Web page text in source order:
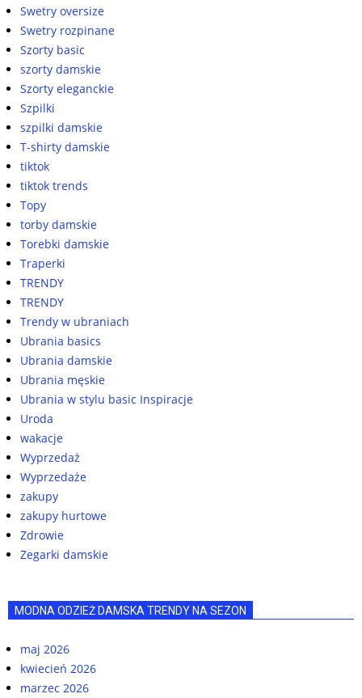
Swetry oversize
Swetry rozpinane
Szorty basic
szorty damskie
Szorty eleganckie
Szpilki
szpilki damskie
T-shirty damskie
tiktok
tiktok trends
Topy
torby damskie
Torebki damskie
Traperki
TRENDY
TRENDY
Trendy w ubraniach
Ubrania basics
Ubrania damskie
Ubrania męskie
Ubrania w stylu basic Inspiracje
Uroda
wakacje
Wyprzedaż
Wyprzedaże
zakupy
zakupy hurtowe
Zdrowie
Zegarki damskie
MODNA ODZIEŻ DAMSKA TRENDY NA SEZON
maj 2026
kwiecień 2026
marzec 2026